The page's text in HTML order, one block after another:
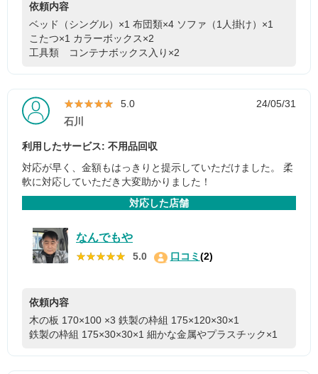
依頼内容
ベッド（シングル）×1 布団類×4 ソファ（1人掛け）×1
こたつ×1 カラーボックス×2
工具類 コンテナボックス入り×2
★★★★★
★★★★★ 5.0
24/05/31
石川
利用したサービス: 不用品回収
対応が早く、金額もはっきりと提示していただけました。 柔
軟に対応していただき大変助かりました！
対応した店舗
なんでもや
★★★★★
★★★★★ 5.0 口コミ(2)
依頼内容
木の板 170×100 ×3 鉄製の枠組 175×120×30×1
鉄製の枠組 175×30×30×1 細かな金属やプラスチック×1